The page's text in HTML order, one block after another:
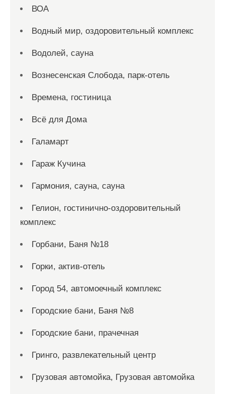
ВОА
Водный мир, оздоровительный комплекс
Водолей, сауна
Вознесенская Слобода, парк-отель
Времена, гостиница
Всё для Дома
Галамарт
Гараж Кучина
Гармония, сауна, сауна
Гелион, гостинично-оздоровительный
комплекс
Горбани, Баня №18
Горки, актив-отель
Город 54, автомоечный комплекс
Городские бани, Баня №8
Городские бани, прачечная
Гринго, развлекательный центр
Грузовая автомойка, Грузовая автомойка